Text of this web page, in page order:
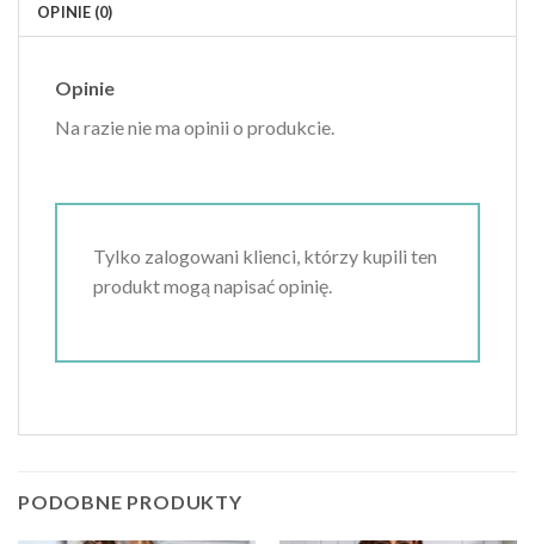
OPINIE (0)
Opinie
Na razie nie ma opinii o produkcie.
Tylko zalogowani klienci, którzy kupili ten
produkt mogą napisać opinię.
PODOBNE PRODUKTY